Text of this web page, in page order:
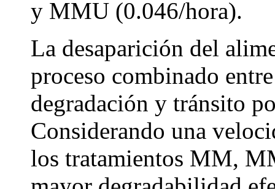
y MMU (0.046/hora).
La desaparición del
proceso combinado
degradación y tránsito
Considerando una
los tratamientos MM,